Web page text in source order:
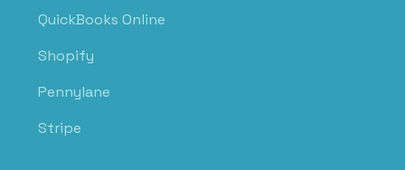
QuickBooks Online
Shopify
Pennylane
Stripe